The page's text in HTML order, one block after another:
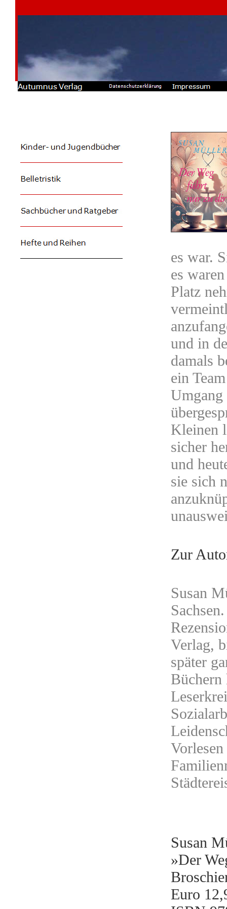
es war.
es
Platz
und in
damals
ein
Kleinen
sicher
und
sie sich
Zur
Susan
Verlag,
später
Büchern
Susan
»Der
Euro